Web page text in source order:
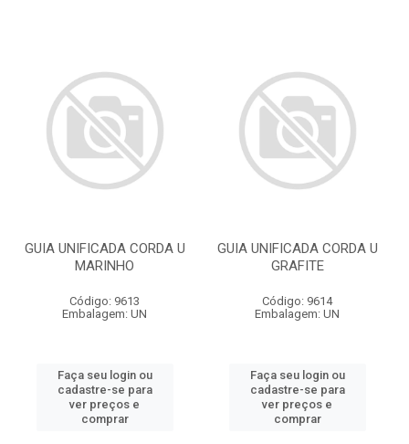
GUIA UNIFICADA CORDA U
MARINHO
Código: 9613
Embalagem: UN
Faça seu login ou
cadastre-se para
ver preços e
comprar
GUIA UNIFICADA CORDA U
GRAFITE
Código: 9614
Embalagem: UN
Faça seu login ou
cadastre-se para
ver preços e
comprar